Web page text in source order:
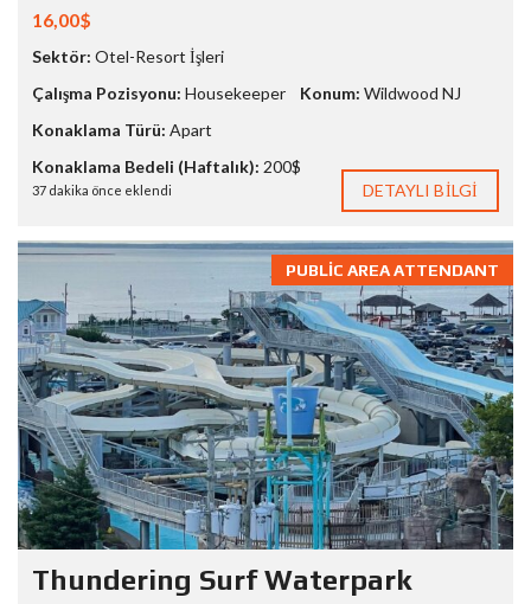
16,00$
Sektör: Otel-Resort İşleri
Çalışma Pozisyonu: Housekeeper Konum: Wildwood NJ
Konaklama Türü: Apart
Konaklama Bedeli (Haftalık): 200$
37 dakika önce eklendi DETAYLI BILGI
PUBLIC AREA ATTENDANT
Thundering Surf Waterpark